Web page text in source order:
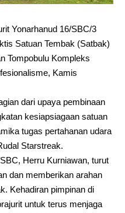
Yonarhanud 16/SBC/3
Satuan Tembak (Satbak)
Tompobulu Kompleks
Kamis
dari upaya pembinaan
kesiapsiagaan satuan
tugas pertahanan udara
Starstreak.
Herru Kurniawan, turut
dan memberikan arahan
Kehadiran pimpinan di
untuk terus menjaga